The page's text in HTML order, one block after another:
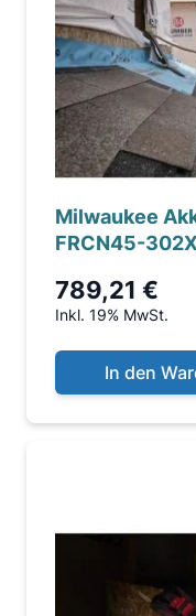
Milwaukee
FRCN45-
789,21 €
Inkl. 19% MwSt.
In den